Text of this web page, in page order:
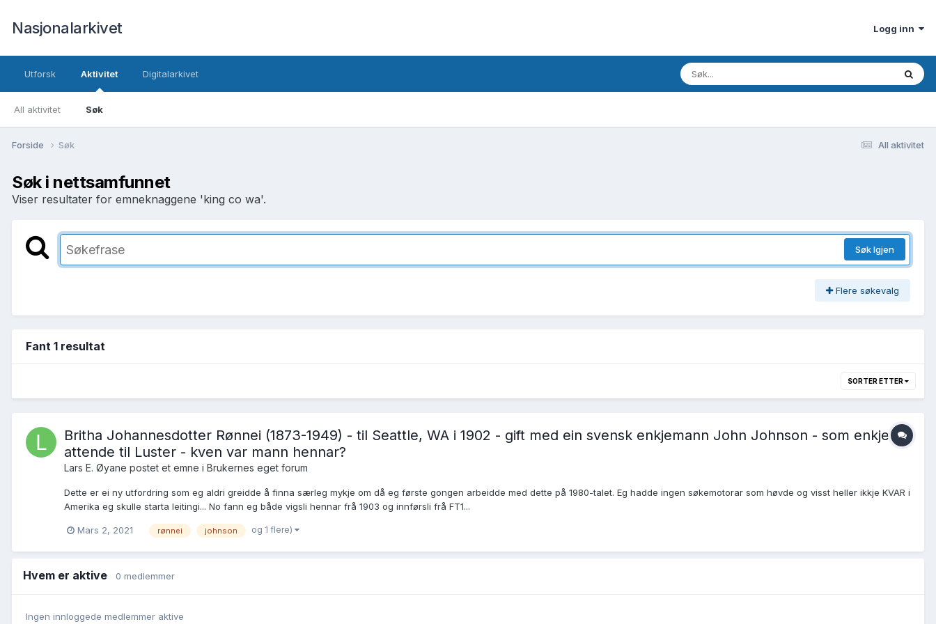
Nasjonalarkivet Logg inn
Utforsk Aktivitet
All aktivitet Søk
Digitalarkivet
All aktivitet
Forside Søk
Søk i nettsamfunnet
Viser resultater for emneknaggene 'king co wa'.
Søk Igjen
Flere søkevalg
Fant 1 resultat
SORTER ETTER
Britha Johannesdotter Rønnei (1873-1949) - til Seattle, WA i 1902 - gift med ein svensk enkjemann John Johnson - som enkje
attende til Luster - kven var mann hennar?
Lars E. Øyane postet et emne i Brukernes eget forum
Dette er ei ny utfordring som eg aldri greidde å finna særleg mykje om då eg første gongen arbeidde med dette på 1980-talet. Eg hadde ingen søkemotorar som høvde og visst heller ikkje KVAR i
Amerika eg skulle starta leitingi... No fann eg både vigsli hennar frå 1903 og innførsli frå FT1...
Mars 2, 2021 rønnei johnson og 1 flere)
Hvem er aktive 0 medlemmer
Ingen innloggede medlemmer aktive